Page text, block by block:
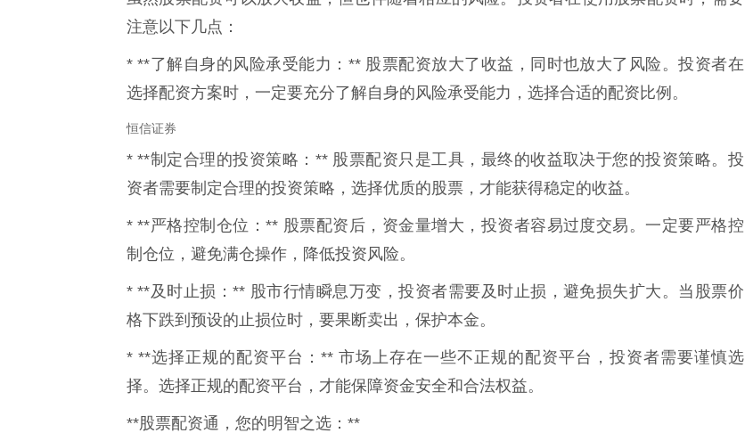
注意以下几点：
* **了解自身的风险承受能力：** 股票配资放大了收益，同时也放大了风险。投资者在
选择配资方案时，一定要充分了解自身的风险承受能力，选择合适的配资比例。
恒信证券
* **制定合理的投资策略：** 股票配资只是工具，最终的收益取决于您的投资策略。投
资者需要制定合理的投资策略，选择优质的股票，才能获得稳定的收益。
* **严格控制仓位：** 股票配资后，资金量增大，投资者容易过度交易。一定要严格控
制仓位，避免满仓操作，降低投资风险。
* **及时止损：** 股市行情瞬息万变，投资者需要及时止损，避免损失扩大。当股票价
格下跌到预设的止损位时，要果断卖出，保护本金。
* **选择正规的配资平台：** 市场上存在一些不正规的配资平台，投资者需要谨慎选
择。选择正规的配资平台，才能保障资金安全和合法权益。
**股票配资通，您的明智之选：**